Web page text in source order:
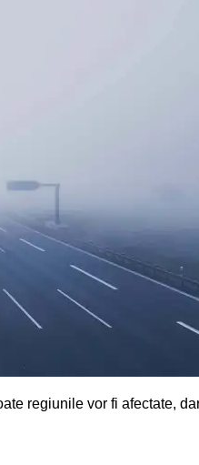
regiunile vor fi afectate,